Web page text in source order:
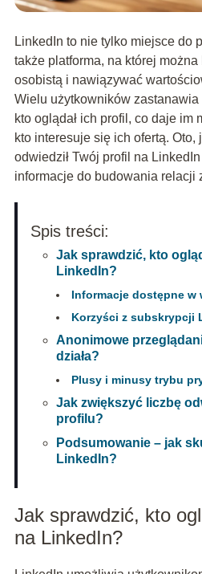
LinkedIn to nie tylko miejsce do
także platforma, na której
osobistą i nawiązywać
Wielu użytkowników
kto oglądał ich profil, co daje im
kto interesuje się ich ofertą.
odwiedził Twój profil na
informacje do budowania relacji
Spis treści:
Jak sprawdzić, kto
LinkedIn?
Informacje dostępne w
Korzyści z subskrypcji
Anonimowe
działa?
Plusy i minusy trybu
Jak zwiększyć liczbę
profilu?
Podsumowanie – jak
LinkedIn?
Jak sprawdzić, kto
na LinkedIn?